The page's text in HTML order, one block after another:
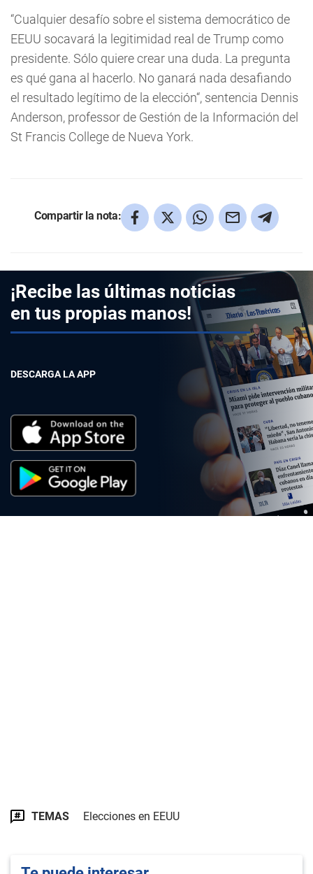
“Cualquier desafío sobre el sistema democrático de
EEUU socavará la legitimidad real de Trump como
presidente. Sólo quiere crear una duda. La pregunta
es qué gana al hacerlo. No ganará nada desafiando
el resultado legítimo de la elección“, sentencia Dennis
Anderson, professor de Gestión de la Información del
St Francis College de Nueva York.
Compartir la nota:
¡Recibe las últimas noticias
en tus propias manos!
DESCARGA LA APP
TEMAS Elecciones en EEUU